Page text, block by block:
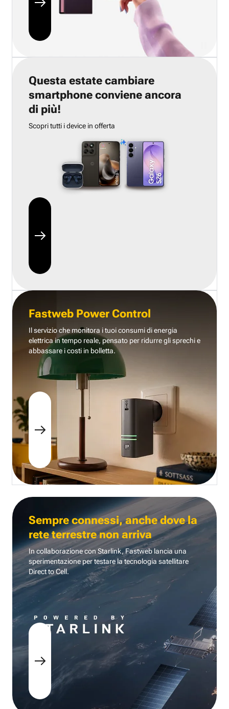
Questa estate cambiare
smartphone conviene ancora
di più!
Scopri tutti i device in offerta
Fastweb Power Control
Il servizio che monitora i tuoi consumi di energia
elettrica in tempo reale, pensato per ridurre gli sprechi e
abbassare i costi in bolletta.
Sempre connessi, anche dove la
rete terrestre non arriva
In collaborazione con Starlink, Fastweb lancia una
sperimentazione per testare la tecnologia satellitare
Direct to Cell.